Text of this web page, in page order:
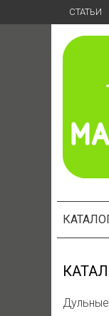
СТАТЬИ